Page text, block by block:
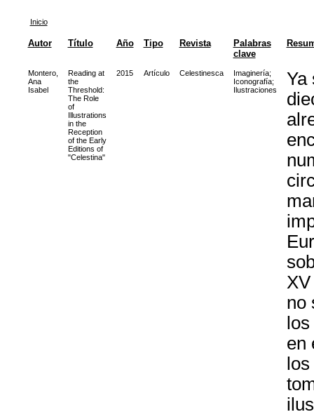
Inicio
Autor Título Año Tipo Revista
Palabras
clave
Montero,
Ana
Isabel
Reading at
the
Threshold:
The Role
of
Illustrations
in the
Reception
of the Early
Editions of
"Celestina"
2015 Artículo Celestinesca Imaginería;
Iconografía;
Ilustraciones
Ya
no
en